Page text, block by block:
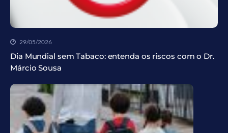
29/05/2026
Dia Mundial sem Tabaco: entenda os riscos com o Dr.
Márcio Sousa